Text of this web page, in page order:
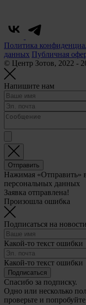
Политика
данных Публичная
© Центр Зотов, 2022 -
Напишите нам
Отправить
Нажимая «Отправить»
персональных данных
Заявка отправлена!
Произошла ошибка
Подписаться на новости
Какой-то текст ошибки
Какой-то текст ошибки
Подписаться
Спасибо за подписку.
Одно или несколько
проверьте и